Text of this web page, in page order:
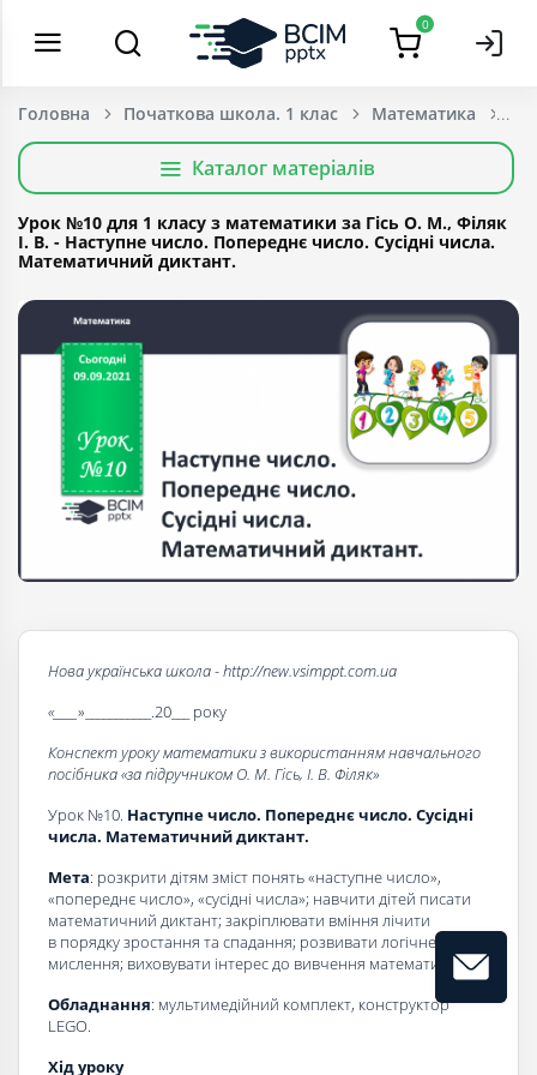
0
Головна Початкова школа. 1 клас Математика
Каталог матеріалів
Урок №10 для 1 класу з математики за Гісь О. М., Філяк
І. В. - Наступне число. Попереднє число. Сусідні числа.
Математичний диктант.
Нова українська школа - http://new.vsimppt.com.ua
«____ »___________.20___ року
Конспект уроку математики з використанням навчального
посібника «за підручником О. М. Гісь, І. В. Філяк»
Урок №10. Наступне число. Попереднє число. Сусідні
числа. Математичний диктант.
Мета: розкрити дітям зміст понять «наступне число»,
«попереднє число», «сусідні числа»; навчити дітей писати
математичний диктант; закріплювати вміння лічити
в порядку зростання та спадання; розвивати логічне
мислення; виховувати інтерес до вивчення математики.
Обладнання: мультимедійний комплект, конструктор
LEGO.
Хід уроку